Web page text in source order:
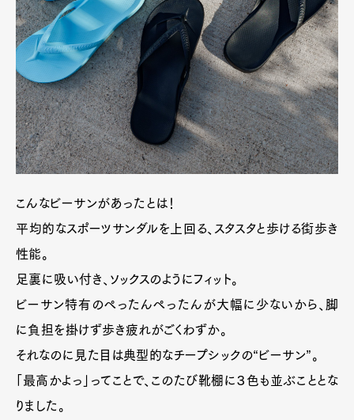
こんなビーサンがあったとは！
平均的なスポーツサンダルを上回る、スタスタと歩ける街歩き
性能。
足裏に吸い付き、ソックスのようにフィット。
ビーサン特有のぺったんぺったんが大幅に少ないから、脚
に負担を掛けず歩き疲れがごくわずか。
それなのに見た目は典型的なチープシックの“ビーサン”。
「最高かよっ」ってことで、このたび靴棚に３色も並ぶこととな
りました。